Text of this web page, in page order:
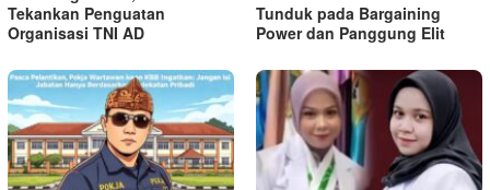
Tekankan Penguatan
Organisasi TNI AD
Tunduk pada Bargaining
Power dan Panggung Elit